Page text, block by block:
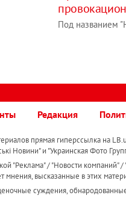
Под названием
Редакция
прямая гиперссылка на
Новини" и "Украинская Фото
"Реклама" / "Новости
мнения, высказанные в этих
суждения,